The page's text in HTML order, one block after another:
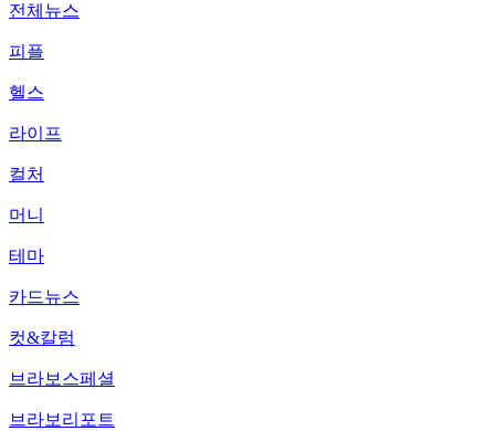
전체뉴스
피플
헬스
라이프
컬처
머니
테마
카드뉴스
컷&칼럼
브라보스페셜
브라보리포트